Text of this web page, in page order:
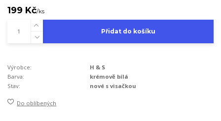
199 Kč/ks
Přidat do košíku
Výrobce:
H & S
Barva:
krémově bílá
Stav:
nové s visačkou
Do oblíbených